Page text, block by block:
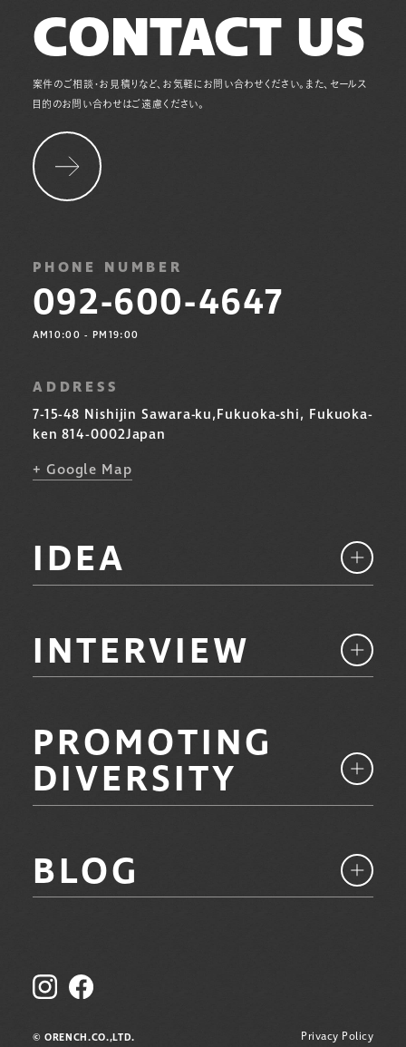
CONTACT US
案件のご相談・お見積りなど、お気軽にお問い合わせください。また、セールス
目的のお問い合わせはご遠慮ください。
PHONE NUMBER
092-600-4647
AM10:00 - PM19:00
ADDRESS
7-15-48 Nishijin Sawara-ku,Fukuoka-shi, Fukuoka-
ken 814-0002Japan
+ Google Map
IDEA
INTERVIEW
PROMOTING
DIVERSITY
BLOG
© ORENCH.CO.,LTD. Privacy Policy